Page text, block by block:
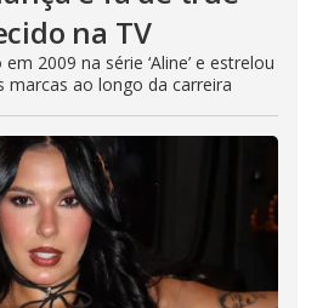
na TV
2009 na série ‘Aline’ e estrelou
marcas ao longo da carreira